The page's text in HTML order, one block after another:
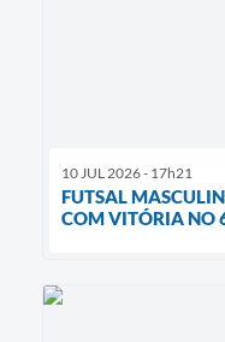
10 JUL 2026 - 17h21
FUTSAL
COM VITÓRIA NO